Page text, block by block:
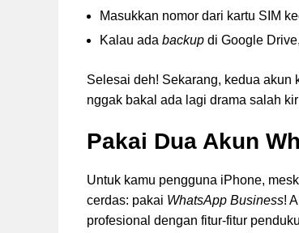
Masukkan nomor dari kartu SIM
Kalau ada backup di Google
Selesai deh! Sekarang, kedua akun
nggak bakal ada lagi drama salah
Pakai Dua Akun
Untuk kamu pengguna iPhone,
cerdas: pakai WhatsApp Business!
profesional dengan fitur-fitur